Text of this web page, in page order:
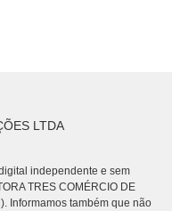
LTDA
independente e sem
TRES COMÉRCIO DE
Informamos também que não